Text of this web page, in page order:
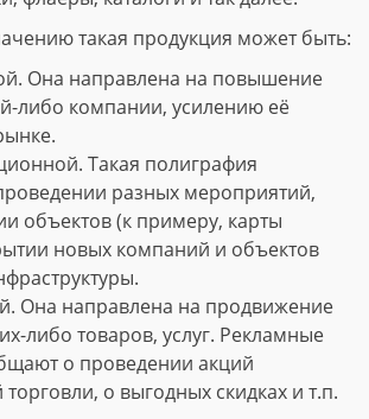
такая продукция может быть:
Она направлена на повышение
либо компании, усилению её
Такая полиграфия
разных мероприятий,
объектов (к примеру, карты
новых компаний и объектов
Она направлена на продвижение
либо товаров, услуг. Рекламные
о проведении акций
о выгодных скидках и т.п.